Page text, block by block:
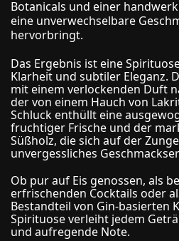
Botanicals und einer
eine unverwechselbare
hervorbringt.
Das Ergebnis ist eine
Klarheit und subtiler Eleganz.
mit einem verlockenden Duft
der von einem Hauch von
Schluck enthüllt eine
fruchtiger Frische und der
Süßholz, die sich auf der
unvergessliches
Ob pur auf Eis genossen, als
erfrischenden Cocktails oder
Bestandteil von Gin-basierten
Spirituose verleiht jedem
und aufregende Note.